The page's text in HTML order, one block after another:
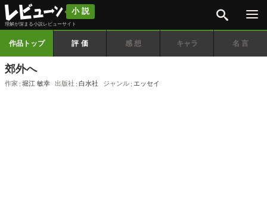
小説
理解が深まる小説レビューサイト
作品トップ 評価 感想 キャラ 名言
郊外へ
作家 堀江 敏幸 出版社 白水社 ジャンル エッセイ